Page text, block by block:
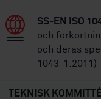
SS-EN ISO
och
och deras
1043-1:2011)
TEKNISK KOMMITTÉ